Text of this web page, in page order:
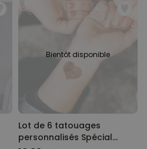
Bientôt disponible
Lot de 6 tatouages
personnalisés Spécial